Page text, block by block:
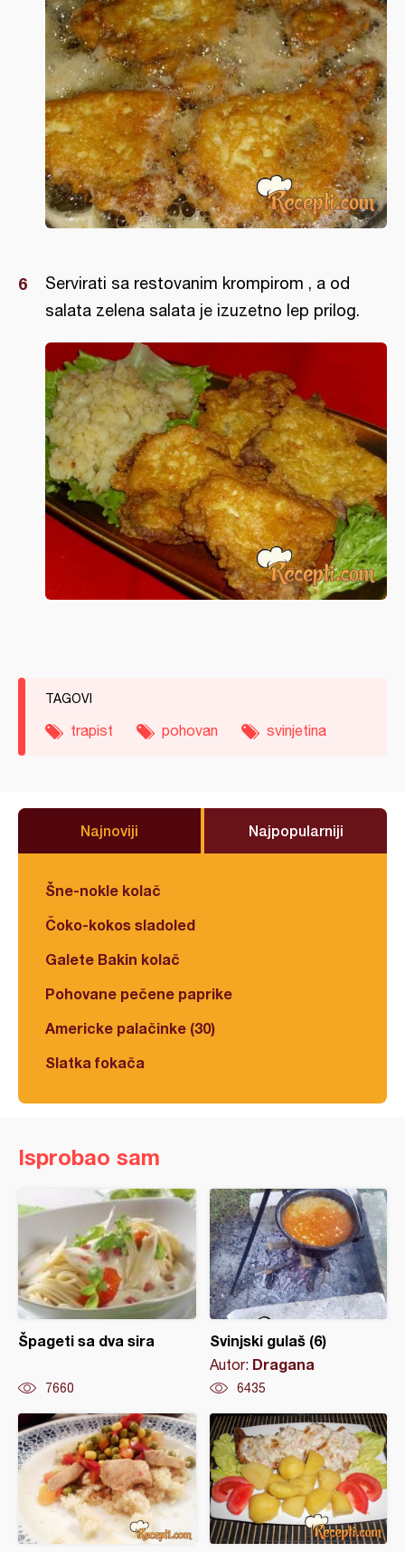
Servirati sa restovanim krompirom , a od
salata zelena salata je izuzetno lep prilog.
TAGOVI
trapist pohovan svinjetina
Najnoviji Najpopularniji
Šne-nokle kolač
Čoko-kokos sladoled
Galete Bakin kolač
Pohovane pečene paprike
Americke palačinke (30)
Slatka fokača
Isprobao sam
Špageti sa dva sira
7660
Svinjski gulaš (6)
Autor: Dragana
6435